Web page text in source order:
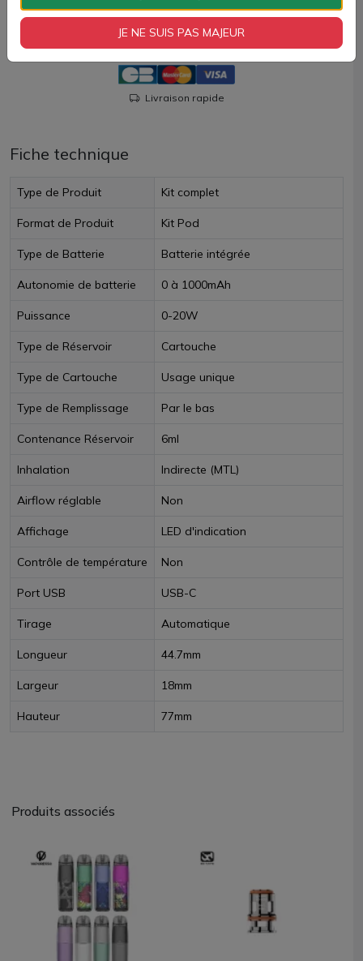
AJOUTER À MON PANIER
Paiement 100% sécurisé
Livraison rapide
Fiche technique
Type de Produit Kit complet
Format de Produit Kit Pod
Type de Batterie Batterie intégrée
Autonomie de batterie 0 à 1000mAh
Puissance 0-20W
Type de Réservoir Cartouche
Type de Cartouche Usage unique
Type de Remplissage Par le bas
Contenance Réservoir 6ml
Inhalation Indirecte (MTL)
Airflow réglable Non
Affichage LED d'indication
Contrôle de température Non
Port USB USB-C
Tirage Automatique
Longueur 44.7mm
Largeur 18mm
Hauteur 77mm
Produits associés
JE NE SUIS PAS MAJEUR